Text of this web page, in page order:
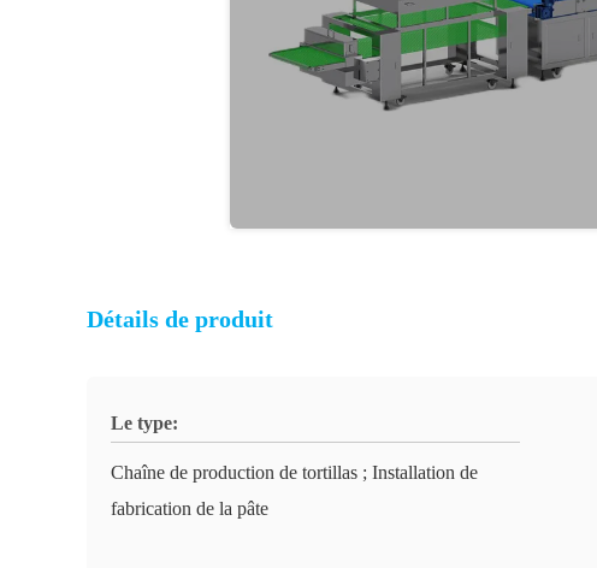
Détails de produit
Le type:
Chaîne de production de tortillas ; Installation de
fabrication de la pâte